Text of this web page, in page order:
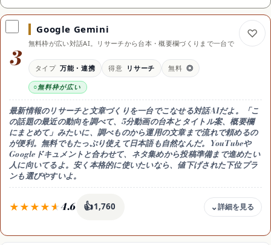
料金
無料 / Boost 年払い月16.58ドル
無料枠
無料プランで月150 AIクレジット
向く用途
YouTube SEO（タイトル・概要欄・タグ）
得意なこと
検索データをふまえた最適化・AI Coach
使い方
Web/Chrome拡張・キーワードを入れて提案
料金の内訳
無料（月150クレジット）/ Boost 年払い月16.58ドル（年199ドル・
月払い39ドル）/ Max 年払い月39ドル（2026年時点）
おすすめ用途
3
Google Gemini
無料枠が広い対話AI。リサーチから台本・概要欄づくりまで一台で
タイプ 万能・連携 得意 リサーチ 無料 ◎
無料枠が広い
最新情報のリサーチと文章づくりを一台でこなせる対話AIだよ。「こ
の話題の最近の動向を調べて、5分動画の台本とタイトル案、概要欄
にまとめて」みたいに、調べものから運用の文章まで流れで頼めるの
が便利。無料でもたっぷり使えて日本語も自然なんだ。YouTubeや
Googleドキュメントと合わせて、ネタ集めから投稿準備まで進めたい
人に向いてるよ。安く本格的に使いたいなら、値下げされた下位プラ
ンも選びやすいよ。
4.6 👍1,760
料金